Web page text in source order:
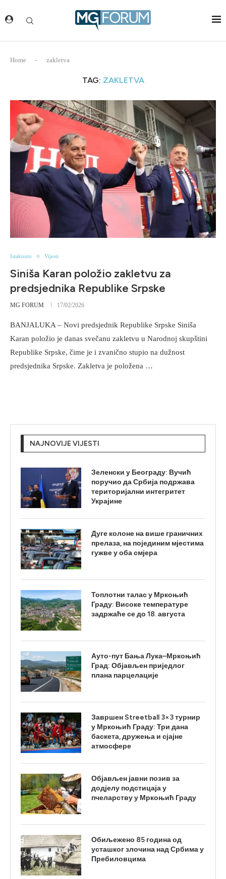
Home - zakletva
TAG: ZAKLETVA
Istaknuto Vijesti
Siniša Karan položio zakletvu za
predsjednika Republike Srpske
MG FORUM 17/02/2026
BANJALUKA – Novi predsjednik Republike Srpske Siniša
Karan položio je danas svečanu zakletvu u Narodnoj skupštini
Republike Srpske, čime je i zvanično stupio na dužnost
predsjednika Srpske. Zakletva je položena …
NAJNOVIJE VIJESTI
Зеленски у Београду: Вучић
поручио да Србија подржава
територијални интегритет
Украјине
Дуге колоне на више граничних
прелаза, на појединим мјестима
гужве у оба смјера
Топлотни талас у Мркоњић
Граду: Високе температуре
задржаће се до 18. августа
Ауто-пут Бања Лука–Мркоњић
Град: Објављен приједлог
плана парцелације
Завршен Streetball 3×3 турнир
у Мркоњић Граду: Три дана
баскета, дружења и сјајне
атмосфере
Објављен јавни позив за
додјелу подстицаја у
пчеларству у Мркоњић Граду
Обиљежено 85 година од
усташког злочина над Србима у
Пребиловцима